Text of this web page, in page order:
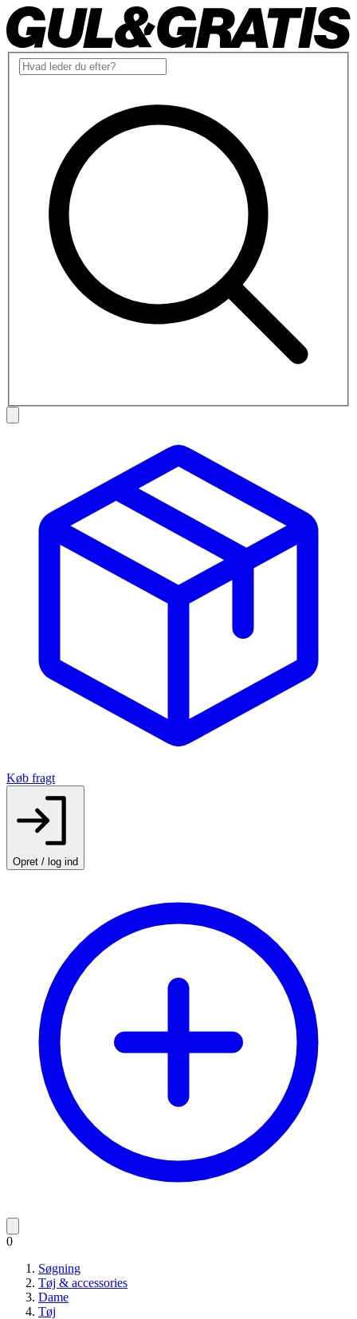
Køb fragt
Opret / log ind
0
Søgning
Tøj & accessories
Dame
Tøj